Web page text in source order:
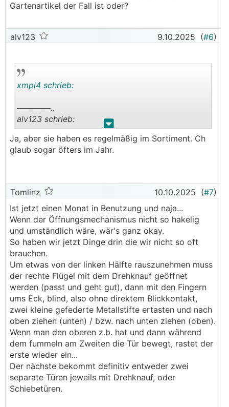
Gartenartikel der Fall ist oder?
alv123 9.10.2025 (#6)
. .
xmpl4 schrieb:
──────..
alv123 schrieb:
Die peosukte werden auch bei Hofer vertrieben.
───────────────
Sortiment sind, wie es bei Hofer oft bei so
Gartenartikel der Fall ist oder?
Ja, aber sie haben es regelmäßig im Sortiment. Ch
glaub sogar öfters im Jahr.
Tomlinz 10.10.2025 (#7)
Ist jetzt einen Monat in Benutzung und naja...
Wenn der Öffnungsmechanismus nicht so hakelig
und umständlich wäre, wär's ganz okay.
So haben wir jetzt Dinge drin die wir nicht so oft
brauchen.
Um etwas von der linken Hälfte rauszunehmen muss
der rechte Flügel mit dem Drehknauf geöffnet
werden (passt und geht gut), dann mit den Fingern
ums Eck, blind, also ohne direktem Blickkontakt,
zwei kleine gefederte Metallstifte ertasten und nach
oben ziehen (unten) / bzw. nach unten ziehen (oben).
Wenn man den oberen z.b. hat und dann während
dem fummeln am Zweiten die Tür bewegt, rastet der
erste wieder ein...
Der nächste bekommt definitiv entweder zwei
separate Türen jeweils mit Drehknauf, oder
Schiebetüren.